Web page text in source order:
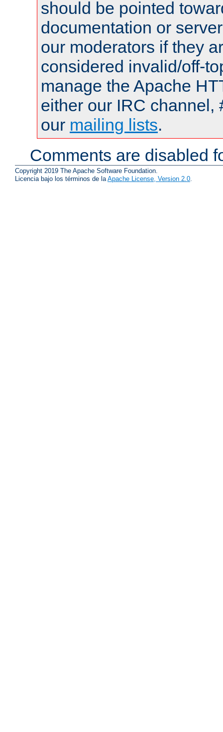
should be pointed
documentation or
our moderators if they
considered invalid/off-
manage the Apache
either our IRC channel,
our mailing lists.
Comments are disabled
Copyright 2019 The Apache Software Foundation.
Licencia bajo los términos de laApache License, Version 2.0.